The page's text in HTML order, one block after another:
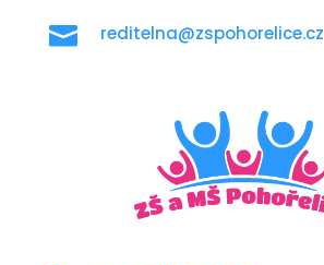
 reditelna@zspohorelice.cz